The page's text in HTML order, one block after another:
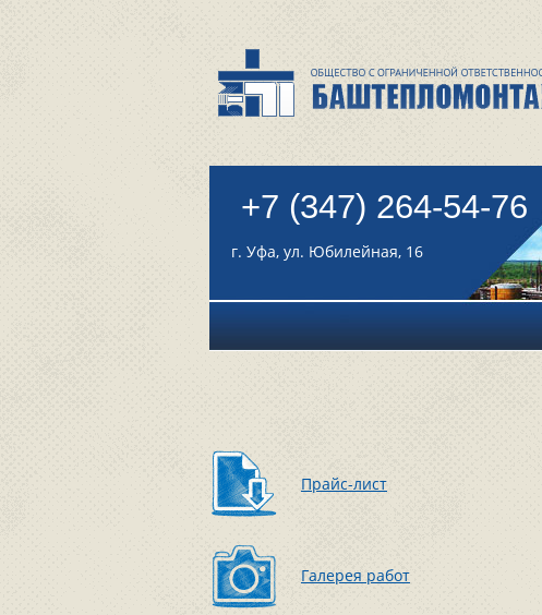
+7 (347) 264-54-76
г. Уфа, ул. Юбилейная, 16
Прайс-лист
Галерея работ